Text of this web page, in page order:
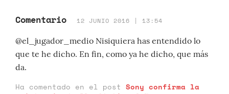
Comentario 12 JUNIO 2016 | 13:54
@el_jugador_medio Nisiquiera has entendido lo
que te he dicho. En fin, como ya he dicho, que más
da.
Ha comentado en el post Sony confirma la